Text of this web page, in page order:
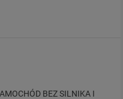
BEZ SILNIKA I